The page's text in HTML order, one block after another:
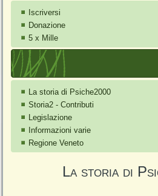
Iscriversi
Donazione
5 x Mille
La storia di Psiche2000
Storia2 - Contributi
Legislazione
Informazioni varie
Regione Veneto
La storia di